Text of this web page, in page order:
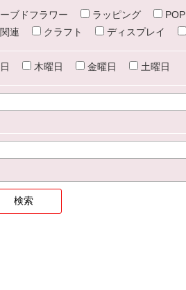
ブドフラワー ラッピング POP
連 クラフト ディスプレイ
木曜日 金曜日 土曜日